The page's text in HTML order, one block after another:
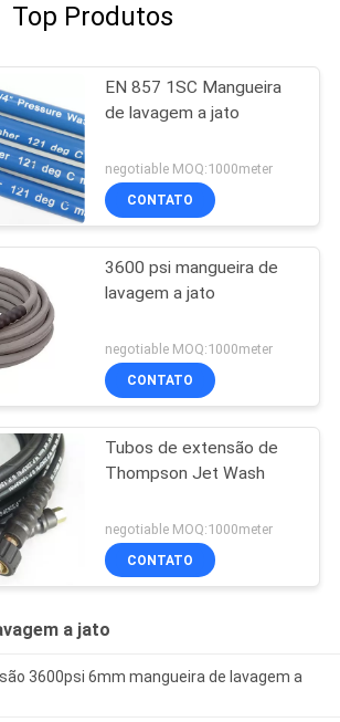
Top Produtos
EN 857 1SC Mangueira
de lavagem a jato
negotiable MOQ:1000meter
CONTATO
3600 psi mangueira de
lavagem a jato
negotiable MOQ:1000meter
CONTATO
Tubos de extensão de
Thompson Jet Wash
negotiable MOQ:1000meter
CONTATO
a jato
3600psi 6mm mangueira de lavagem a